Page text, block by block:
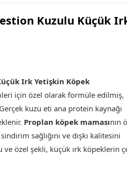
Kuzulu Küçük
Irk Yetişkin Köpek
için özel olarak formüle edilmiş,
kuzu eti ana protein kaynağı
Proplan köpek mamasının
sağlığını ve dışkı kalitesini
özel şekli, küçük ırk köpeklerin